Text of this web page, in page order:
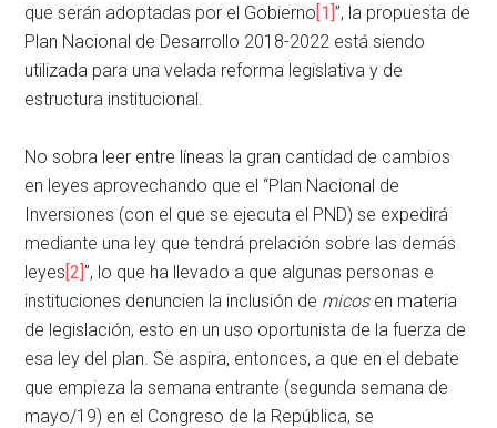
que serán adoptadas por el Gobierno[1]”, la propuesta de
Plan Nacional de Desarrollo 2018-2022 está siendo
utilizada para una velada reforma legislativa y de
estructura institucional.
No sobra leer entre líneas la gran cantidad de cambios
en leyes aprovechando que el “Plan Nacional de
Inversiones (con el que se ejecuta el PND) se expedirá
mediante una ley que tendrá prelación sobre las demás
leyes[2]”, lo que ha llevado a que algunas personas e
instituciones denuncien la inclusión de micosen materia
de legislación, esto en un uso oportunista de la fuerza de
esa ley del plan. Se aspira, entonces, a que en el debate
que empieza la semana entrante (segunda semana de
mayo/19) en el Congreso de la República, se